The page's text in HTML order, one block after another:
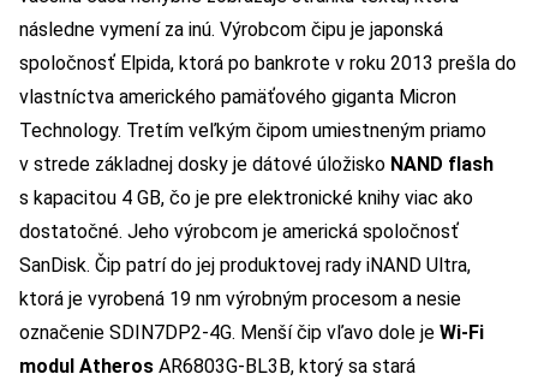
následne vymení za inú. Výrobcom čipu je japonská
spoločnosť Elpida, ktorá po bankrote v roku 2013 prešla do
vlastníctva amerického pamäťového giganta Micron
Technology. Tretím veľkým čipom umiestneným priamo
v strede základnej dosky je dátové úložisko NAND flash
s kapacitou 4 GB, čo je pre elektronické knihy viac ako
dostatočné. Jeho výrobcom je americká spoločnosť
SanDisk. Čip patrí do jej produktovej rady iNAND Ultra,
ktorá je vyrobená 19 nm výrobným procesom a nesie
označenie SDIN7DP2-4G. Menší čip vľavo dole je Wi-Fi
modul Atheros AR6803G-BL3B, ktorý sa stará